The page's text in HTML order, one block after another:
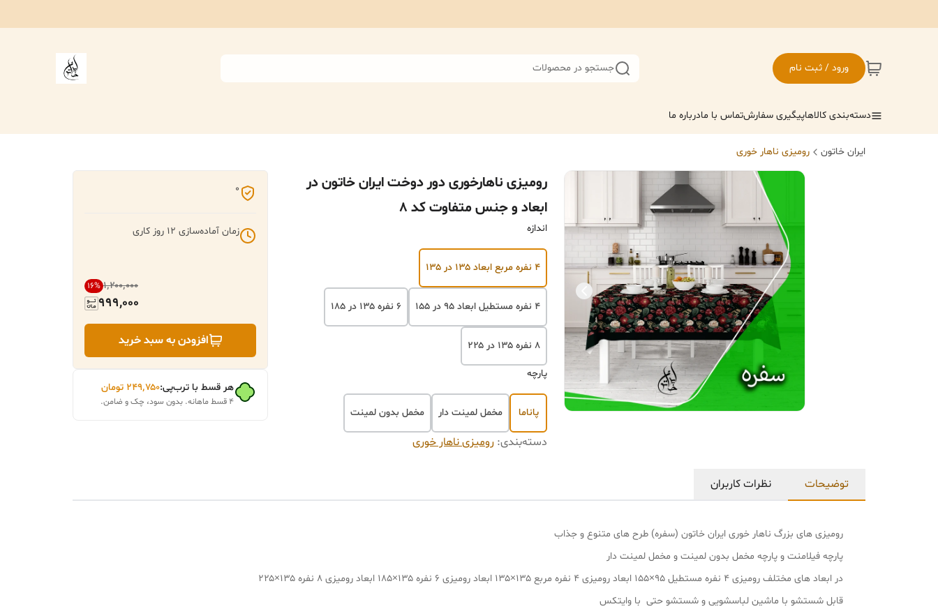
ورود / ثبت نام جستجو در محصولات
دسته‌بندی کالاهاپیگیری سفارشتماس با مادرباره ما
ایران خاتون رومیزی ناهار خوری
رومیزی ناهارخوری دور دوخت ایران خاتون در
ابعاد و جنس متفاوت کد ۸
اندازه
۴ نفره مربع ابعاد ۱۳۵ در ۱۳۵
۴ نفره مستطیل ابعاد ۹۵ در ۱۵۵ ۶ نفره ۱۳۵ در ۱۸۵
۸ نفره ۱۳۵ در ۲۲۵
پارچه
پاناما مخمل لمینت دار مخمل بدون لمینت
دسته‌بندی: رومیزی ناهار خوری
0
زمان آماده‌سازی 12 روز کاری
۱٬۲۰۰٬۰۰۰ 16%
999,000
افزودن به سبد خرید
هر قسط با ترب‌پی:۲۴۹٬۷۵۰ تومان
۴ قسط ماهانه. بدون سود، چک و ضامن.
توضیحات نظرات کاربران
رومیزی های بزرگ ناهار خوری ایران خاتون (سفره) طرح های متنوع و جذاب
پارچه فیلامنت و پارچه مخمل بدون لمینت و مخمل لمینت دار
در ابعاد های مختلف رومیزی ۴ نفره مستطیل ۹۵×۱۵۵ ابعاد رومیزی ۴ نفره مربع ۱۳۵×۱۳۵ ابعاد رومیزی ۶ نفره ۱۳۵×۱۸۵ ابعاد رومیزی ۸ نفره ۱۳۵×۲۲۵
قابل شستشو با ماشین لباسشویی و شستشو حتی با وایتکس